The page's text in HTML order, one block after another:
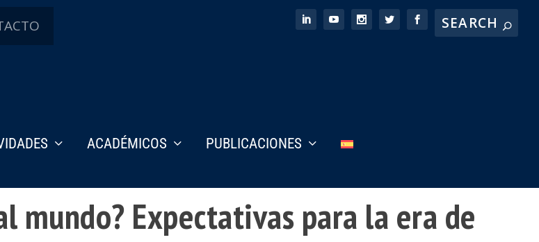
ACADÉMICOS PUBLICACIONES
mundo? Expectativas para la era de